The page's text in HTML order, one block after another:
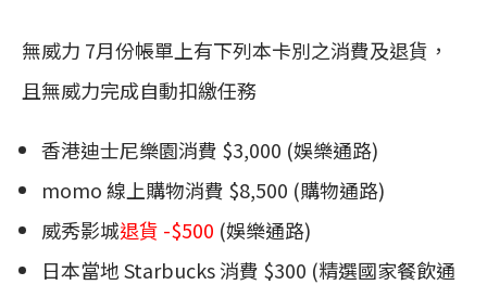
無威力 7月份帳單上有下列本卡別之消費及退貨，
且無威力完成自動扣繳任務
香港迪士尼樂園消費 $3,000 (娛樂通路)
momo 線上購物消費 $8,500 (購物通路)
威秀影城退貨 -$500 (娛樂通路)
日本當地 Starbucks 消費 $300 (精選國家餐飲通